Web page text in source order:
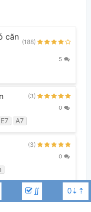
∬
căn
(188)
5
(3)
0
E7 A7
(3)
0